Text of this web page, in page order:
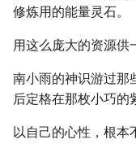
修炼用的能量灵石。
用这么庞大的资源供
南小雨的神识游过那
后定格在那枚小巧的
以自己的心性，根本